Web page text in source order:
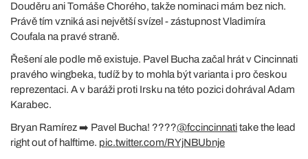
Douděru ani Tomáše Chorého, takže nominaci mám bez nich.
Právě tím vzniká asi největší svízel - zástupnost Vladimíra
Coufala na pravé straně.
Řešení ale podle mě existuje. Pavel Bucha začal hrát v Cincinnati
pravého wingbeka, tudíž by to mohla být varianta i pro českou
reprezentaci. A v baráži proti Irsku na této pozici dohrával Adam
Karabec.
Bryan Ramírez ➡️ Pavel Bucha! ????@fccincinnatitake the lead
right out of halftime. pic.twitter.com/RYjNBUbnje